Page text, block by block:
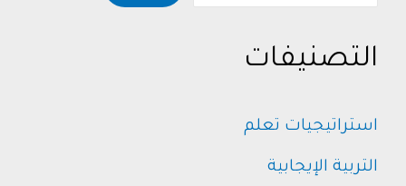
التصنيفات
استراتيجيات تعلم
التربية الإيجابية